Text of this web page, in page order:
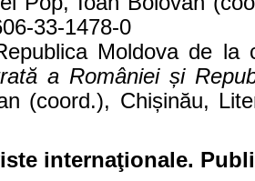
33-1478-0
Moldova de la
a României și
(coord.), Chișinău,
internaţionale.